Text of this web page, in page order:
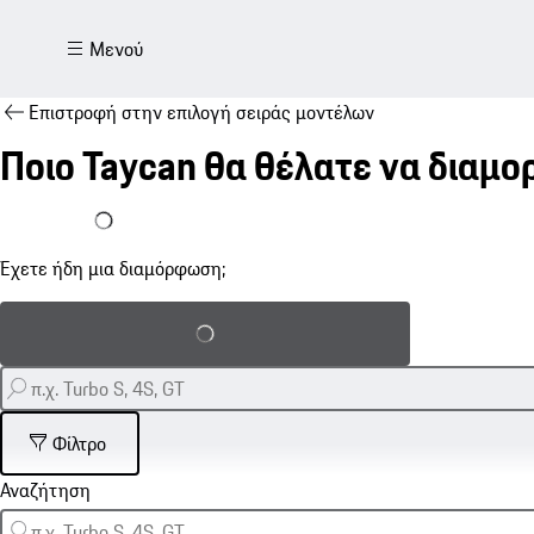
Μενού
Επιστροφή στην επιλογή σειράς μοντέλων
Ποιο Taycan θα θέλατε να
Έχω ήδη μια διαμόρφωση
Έχετε ήδη μια διαμόρφωση;
Φόρτωση αποθηκευμένων διαμορφώσεων
Φίλτρο